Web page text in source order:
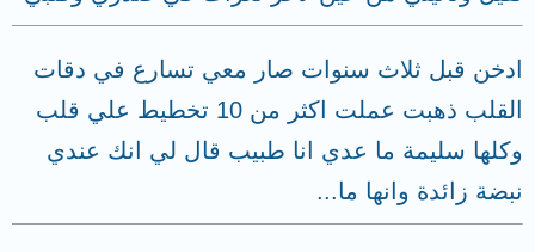
ادخن قبل ثلاث سنوات صار معي تسارع في دقات
القلب ذهبت عملت اكثر من 10 تخطيط علي قلب
وكلها سليمة ما عدي انا طبيب قال لي انك عندي
نبضة زائدة وانها ما...